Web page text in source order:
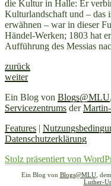
die Kultur in Halle: Er
Kulturlandschaft und – das
erwähnen – war in dieser
Händel-Werken; 1803 hat
Aufführung des Messias
zurück
weiter
Ein Blog von Blogs@MLU
Servicezentrums der
Features |
Datenschutzerklärung
Stolz präsentiert von
Ein Blog von Blogs@MLU,
Luther-